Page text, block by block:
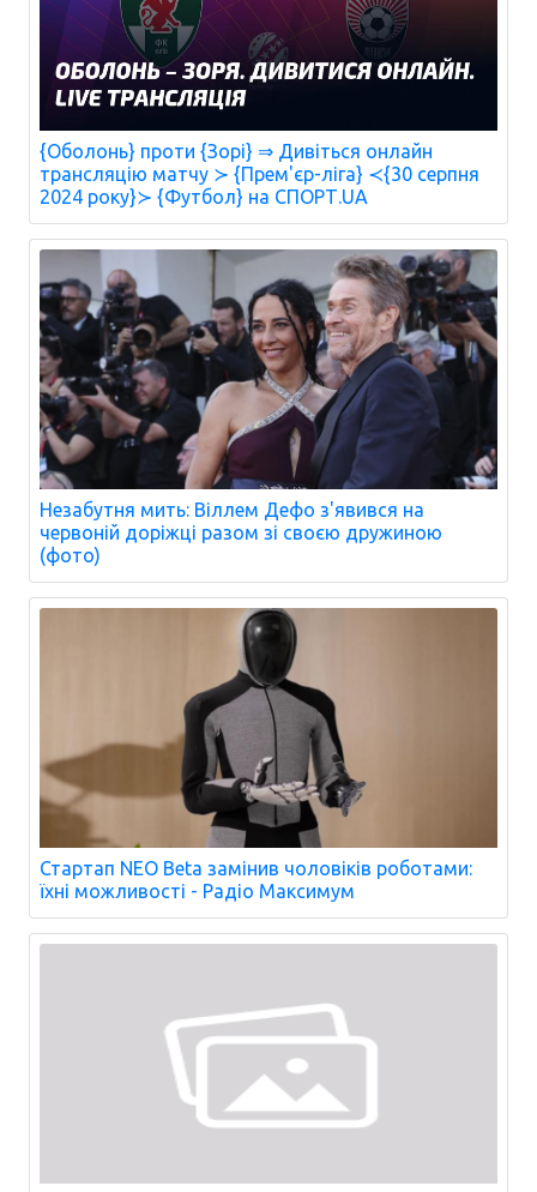
{Оболонь} проти {Зорі} ⇒ Дивіться онлайн
трансляцію матчу ≻ {Прем'єр-ліга} ≺{30 серпня
2024 року}≻ {Футбол} на СПОРТ.UA
Незабутня мить: Віллем Дефо з'явився на
червоній доріжці разом зі своєю дружиною
(фото)
Стартап NEO Beta замінив чоловіків роботами:
їхні можливості - Радіо Максимум